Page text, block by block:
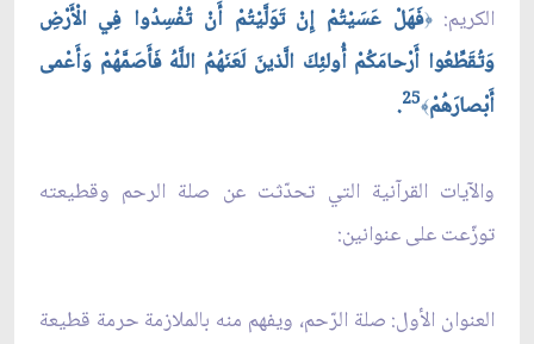
الكريم:﴿فَهَلْ عَسَيْتُمْ إِنْ تَوَلَّيْتُمْ أَنْ تُفْسِدُوا فِي الْأَرْضِ
وَتُقَطِّعُوا أَرْحامَكُمْ أُولئِكَ الَّذينَ لَعَنَهُمُ اللَّهُ فَأَصَمَّهُمْ وَأَعْمى‏
أَبْصارَهُمْ﴾25
.
والآيات القرآنية التي تحدّثت عن صلة الرحم وقطيعته
توزّعت على عنوانين:
العنوان الأول: صلة الرّحم، ويفهم منه بالملازمة حرمة قطيعة